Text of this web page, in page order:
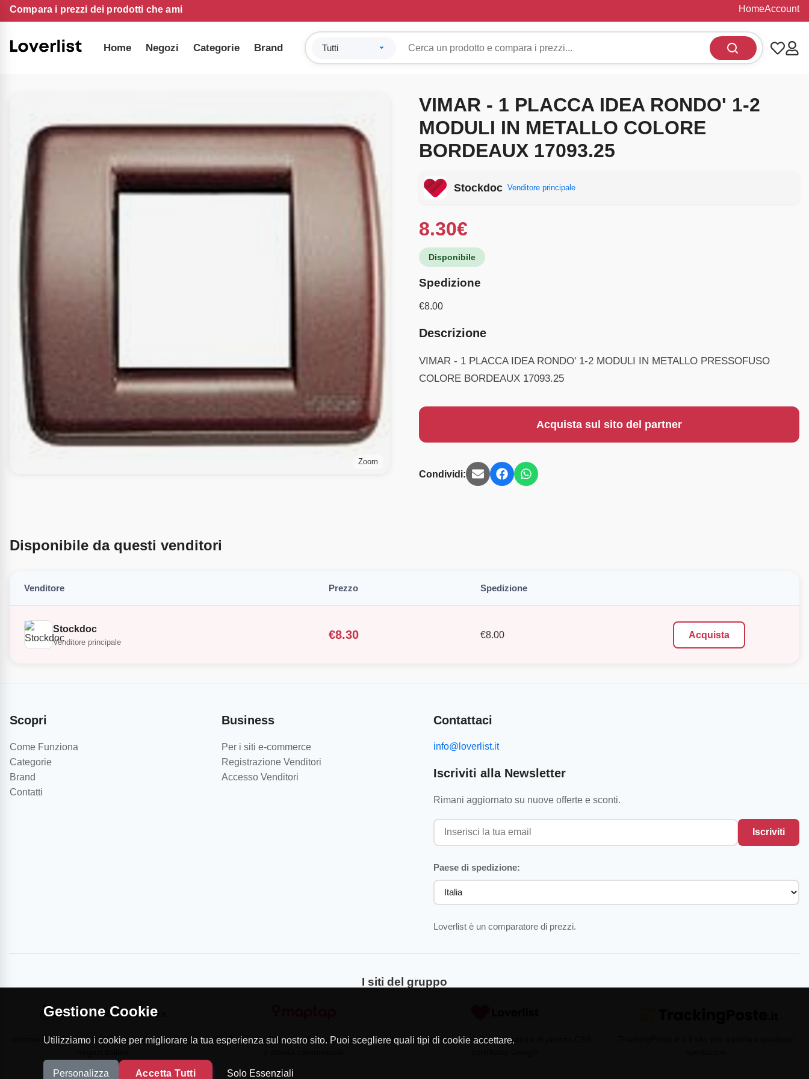
Compara i prezzi dei prodotti che ami HomeAccount
Home Negozi Categorie Brand
Zoom
VIMAR - 1 PLACCA IDEA RONDO' 1-2
MODULI IN METALLO COLORE
BORDEAUX 17093.25
Stockdoc Venditore principale
8.30€
Disponibile
Spedizione
€8.00
Descrizione
VIMAR - 1 PLACCA IDEA RONDO' 1-2 MODULI IN METALLO PRESSOFUSO
COLORE BORDEAUX 17093.25
Acquista sul sito del partner
Condividi:
Disponibile da questi venditori
Venditore Prezzo Spedizione
Stockdoc
Venditore principale
€8.30 €8.00 Acquista
Scopri
Come Funziona
Categorie
Brand
Contatti
Business
Per i siti e-commerce
Registrazione Venditori
Accesso Venditori
Contattaci
info@loverlist.it
Iscriviti alla Newsletter
Rimani aggiornato su nuove offerte e sconti.
Iscriviti
Paese di spedizione:
Loverlist è un comparatore di prezzi.
I siti del gruppo
commercioVirtuoso.it è il Marketplace dei migliori
MapTap.it è la Directory di aziende professionisti
Loverlist.com è il comparatore di prezzo CSS
Gestione Cookie
Utilizziamo i cookie per migliorare la tua esperienza sul nostro sito. Puoi scegliere quali tipi di cookie accettare.
Personalizza Accetta Tutti Solo Essenziali